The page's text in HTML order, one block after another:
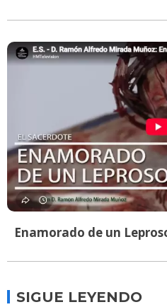
Enamorado de un
SIGUE LEYENDO